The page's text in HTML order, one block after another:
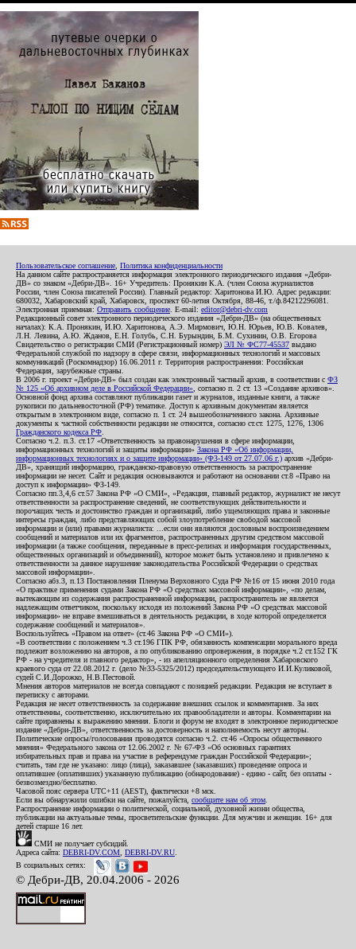
Пользовательское соглашение Политика конфиденциальности
На данном сайте распространяется информация электронного периодического издания «Дебри-
ДВ» со знаком «Дебри-ДВ». 16+ Учредитель: Пронякин К.А. (член Союза журналистов
России, член Союза писателей России). Главный редактор: Харитонова И.Ю. Адрес редакции:
680032, Хабаровский край, Хабаровск, проспект 60-летия Октября, 88-46, т./ф.84212296081.
Электронная приемная: Отправить сообщение . E-mail: editor@debri-dv.com
Редакционный совет электронного периодического издания «Дебри-ДВ» (на общественных
началах): К.А. Пронякин, И.Ю. Харитонова, А.Э. Мирмович, Ю.Н. Юрьев, Ю.В. Ковалев,
Л.Н. Левина, А.Ю. Жданов, Е.Н. Голубь, С.Н. Бурындин, Б.М. Сухинин, О.В. Егорова
Свидетельство о регистрации СМИ (Регистрационный номер) ЭЛ № ФС77-45537 выдано
Федеральной службой по надзору в сфере связи, информационных технологий и массовых
коммуникаций (Роскомнадзор) 16.06.2011 г. Территория распространения: Российская
Федерация, зарубежные страны.
В 2006 г. проект «Дебри-ДВ» был создан как электронный частный архив, в соответствии с ФЗ
№ 125 «Об архивном деле в Российской Федерации» , согласно п. 2 ст. 13 «Создание архивов».
Основной фонд архива составляют публикации газет и журналов, изданные книги, а также
рукописи по дальневосточной (РФ) тематике. Доступ к архивным документам является
открытым в электронном виде, согласно п. 1 ст. 24 вышеобозначенного закона. Архивные
документы к частной собственности редакции не относятся, согласно ст.ст. 1275, 1276, 1306
Гражданского кодекса РФ
Согласно ч.2. п.3. ст.17 «Ответственность за правонарушения в сфере информации,
информационных технологий и защиты информации» Закона РФ «Об информации,
информационных технологиях и о защите информации» (ФЗ-149 от 27.07.06 г.) архив «Дебри-
ДВ», хранящий информацию, гражданско-правовую ответственность за распространение
информации не несет. Сайт и редакция основываются и работают на основании ст.8 «Право на
доступ к информации» ФЗ-149.
Согласно пп.3,4,6 ст.57 Закона РФ «О СМИ», «Редакция, главный редактор, журналист не несут
ответственности за распространение сведений, не соответствующих действительности и
порочащих честь и достоинство граждан и организаций, либо ущемляющих права и законные
интересы граждан, либо представляющих собой злоупотребление свободой массовой
информации и (или) правами журналиста: ...если они являются дословным воспроизведением
сообщений и материалов или их фрагментов, распространенных другим средством массовой
информации (а также сообщения, переданные в пресс-релизах и информация государственных,
общественных организаций и объединений), которое может быть установлено и привлечено к
ответственности за данное нарушение законодательства Российской Федерации о средствах
массовой информации».
Согласно абз.3, п.13 Постановления Пленума Верховного Суда РФ №16 от 15 июня 2010 года
«О практике применения судами Закона РФ «О средствах массовой информации», «по делам,
вытекающим из содержания распространенной информации, распространитель не является
надлежащим ответчиком, поскольку исходя из положений Закона РФ «О средствах массовой
информации» не вправе вмешиваться в деятельность редакции, в ходе которой определяется
содержание сообщений и материалов».
Воспользуйтесь «Правом на ответ» (ст.46 Закона РФ «О СМИ»).
«В соответствии с положением ч.3 ст.196 ГПК РФ, обязанность компенсации морального вреда
подлежит возложению на авторов, а по опубликованию опровержения, в порядке ч.2 ст.152 ГК
РФ - на учредителя и главного редактор», - из апелляционного определения Хабаровского
краевого суда от 22.08.2012 г. (дело №33-5325/2012) председательствующего И.И.Куликовой,
судей С.И.Дорожко, Н.В.Пестовой.
Мнения авторов материалов не всегда совпадают с позицией редакции. Редакция не вступает в
переписку с авторами.
Редакция не несет ответственность за содержание внешних ссылок и комментариев. За них
ответственны, соответственно, исключительно их правообладатели и авторы. Комментарии на
сайте приравнены к выражению мнения. Блоги и форум не входят в электронное периодическое
издание «Дебри-ДВ», ответственность за достоверность и наполняемость несут авторы.
Политические опросы/голосования проводятся согласно ч.2. ст.46 «Опросы общественного
мнения» Федерального закона от 12.06.2002 г. № 67-ФЗ «Об основных гарантиях
избирательных прав и права на участие в референдуме граждан Российской Федерации»;
считать, там где не указано: лицо (лица), заказавшее (заказавших) проведение опроса и
оплатившее (оплативших) указанную публикацию (обнародование) - едино - сайт, без оплаты -
безвозмездно/бесплатно.
Часовой пояс сервера UTC+11 (AEST), фактически +8 мск.
Если вы обнаружили ошибки на сайте, пожалуйста, сообщите нам об этом
Распространение информации о политической, социальной, духовной жизни общества,
публикации на актуальные темы, просветительские функции. Для мужчин и женщин. 16+ для
детей старше 16 лет.
СМИ не получает субсидий.
Адреса сайта: DEBRI-DV.COM DEBRI-DV.RU
В социальных сетях:
© Дебри-ДВ, 20.04.2006 - 2026